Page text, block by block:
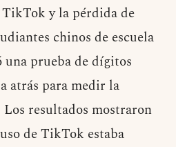
y la pérdida de
chinos de escuela
una prueba de dígitos
atrás para medir la
resultados mostraron
de TikTok estaba